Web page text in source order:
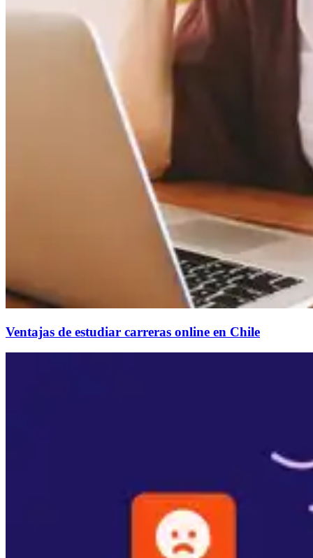
Ventajas de estudiar carreras online en Chile